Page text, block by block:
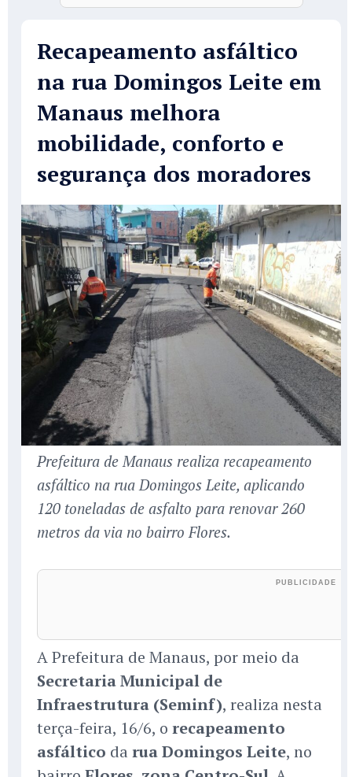
Recapeamento asfáltico
na rua Domingos Leite em
Manaus melhora
mobilidade, conforto e
segurança dos moradores
Prefeitura de Manaus realiza recapeamento
asfáltico na rua Domingos Leite, aplicando
120 toneladas de asfalto para renovar 260
metros da via no bairro Flores.
A Prefeitura de Manaus, por meio da
Secretaria Municipal de
Infraestrutura (Seminf), realiza nesta
terça-feira, 16/6, o recapeamento
asfáltico da rua Domingos Leite, no